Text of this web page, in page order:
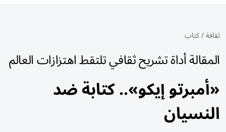
ثقافة/كتاب
المقالة أداة تشريح ثقافي تلتقط اهتزازات العالم
«أمبرتو إيكو».. كتابة ضد
النسيان